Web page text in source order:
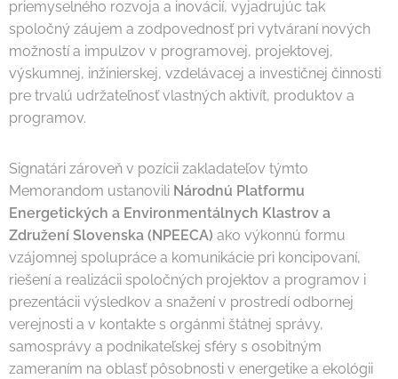
priemyselného rozvoja a inovácií, vyjadrujúc tak
spoločný záujem a zodpovednosť pri vytváraní nových
možností a impulzov v programovej, projektovej,
výskumnej, inžinierskej, vzdelávacej a investičnej činnosti
pre trvalú udržateľnosť vlastných aktivít, produktov a
programov.
Signatári zároveň v pozícii zakladateľov týmto
Memorandom ustanovili Národnú Platformu
Energetických a Environmentálnych Klastrov a
Združení Slovenska (NPEECA) ako výkonnú formu
vzájomnej spolupráce a komunikácie pri koncipovaní,
riešení a realizácii spoločných projektov a programov i
prezentácii výsledkov a snažení v prostredí odbornej
verejnosti a v kontakte s orgánmi štátnej správy,
samosprávy a podnikateľskej sféry s osobitným
zameraním na oblasť pôsobnosti v energetike a ekológii